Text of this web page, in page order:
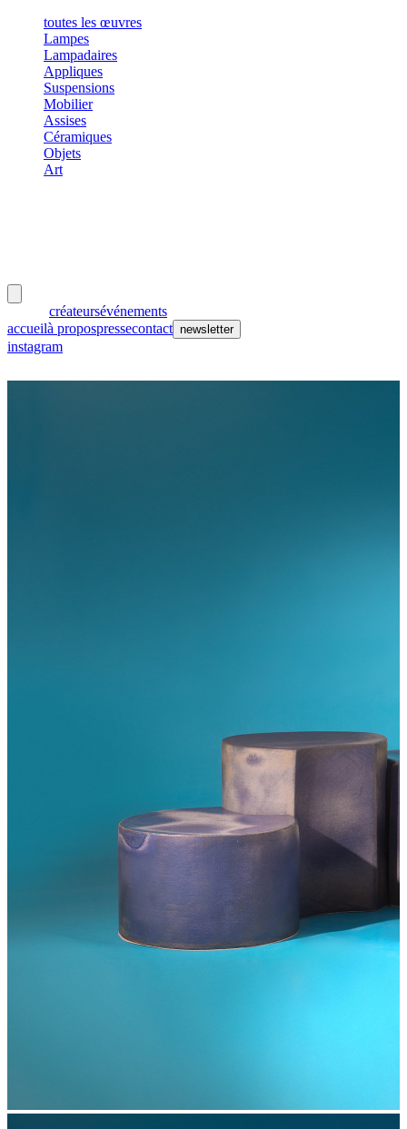
toutes les œuvres
Lampes
Lampadaires
Appliques
Suspensions
Mobilier
Assises
Céramiques
Objets
Art
créateursévénements
accueilà propospressecontact newsletter
instagram